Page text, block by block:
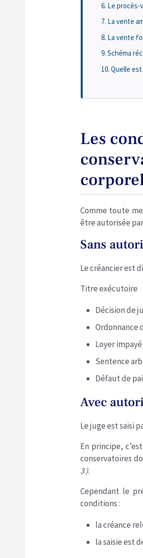
Le procès-
La vente
La vente
Schéma
Quelle
Les
Comme toute
être autorisée
Sans
Le créancier est
Titre exécutoire
Décision de
Ordonnance
Loyer impayé
Sentence
Défaut de
Avec
Le juge est saisi
En principe,
conservatoires
3 ).
Cependant le
conditions :
la créance
la saisie est